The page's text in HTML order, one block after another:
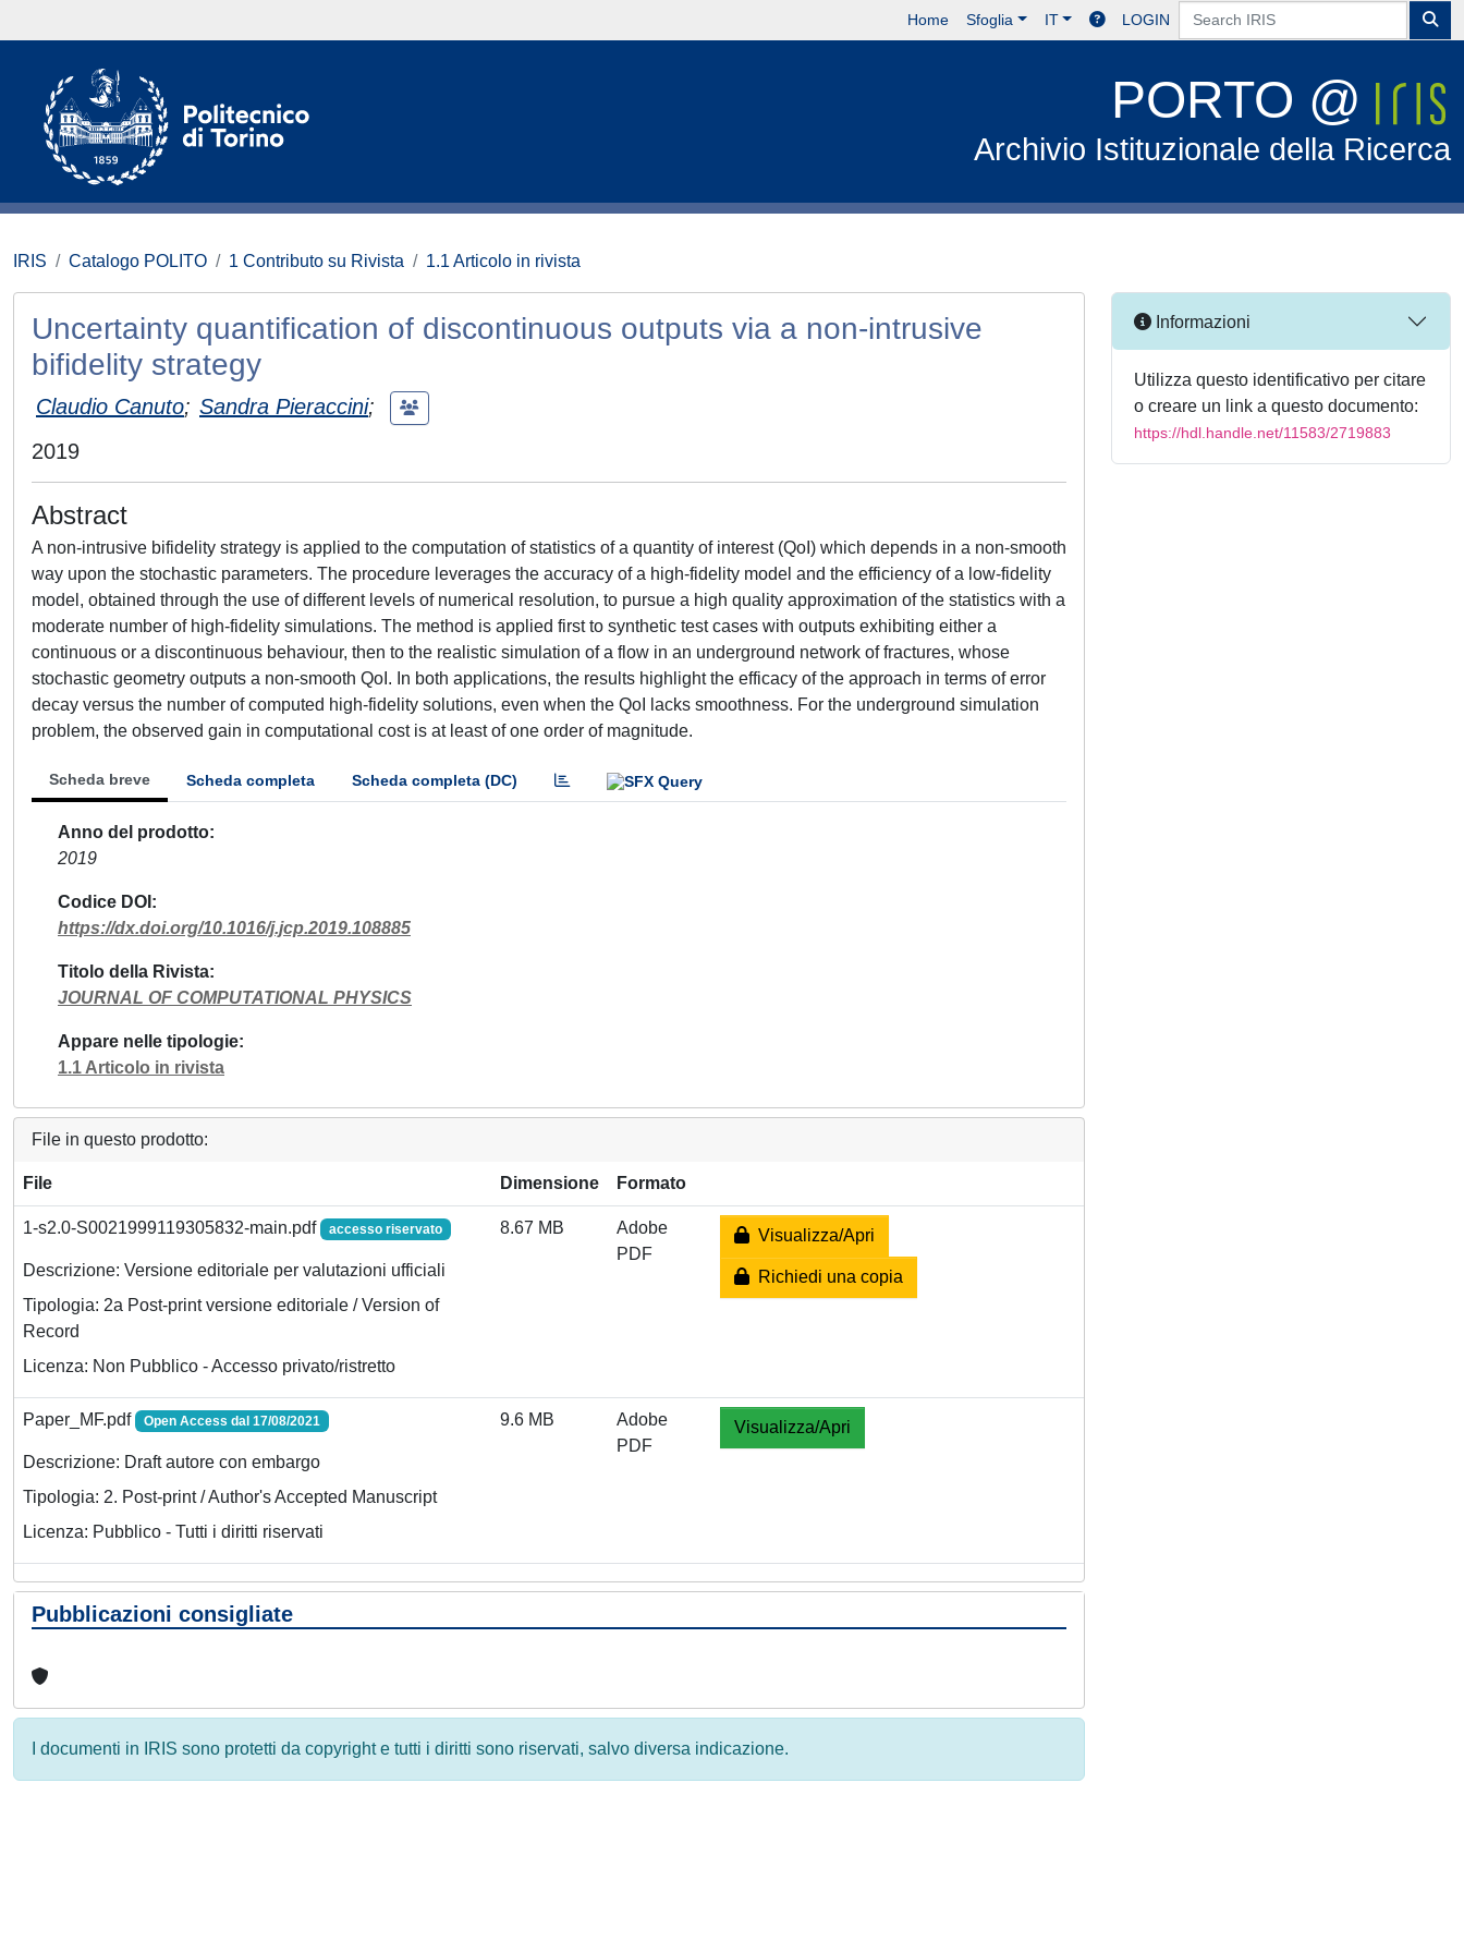
Home Sfoglia IT LOGIN
PORTO @
Archivio Istituzionale della Ricerca
IRIS Catalogo POLITO 1 Contributo su Rivista 1.1 Articolo in rivista
Uncertainty quantification of discontinuous outputs via a non-intrusive
bifidelity strategy
Claudio Canuto; Sandra Pieraccini;
2019
Abstract
A non-intrusive bifidelity strategy is applied to the computation of statistics of a quantity of interest (QoI) which depends in a non-smooth
way upon the stochastic parameters. The procedure leverages the accuracy of a high-fidelity model and the efficiency of a low-fidelity
model, obtained through the use of different levels of numerical resolution, to pursue a high quality approximation of the statistics with a
moderate number of high-fidelity simulations. The method is applied first to synthetic test cases with outputs exhibiting either a
continuous or a discontinuous behaviour, then to the realistic simulation of a flow in an underground network of fractures, whose
stochastic geometry outputs a non-smooth QoI. In both applications, the results highlight the efficacy of the approach in terms of error
decay versus the number of computed high-fidelity solutions, even when the QoI lacks smoothness. For the underground simulation
problem, the observed gain in computational cost is at least of one order of magnitude.
Scheda breve Scheda completa Scheda completa (DC)
Anno del prodotto
2019
Codice DOI
https://dx.doi.org/10.1016/j.jcp.2019.108885
Titolo della Rivista
JOURNAL OF COMPUTATIONAL PHYSICS
Appare nelle tipologie
1.1 Articolo in rivista
File in questo prodotto:
File Dimensione Formato
1-s2.0-S0021999119305832-main.pdf accesso riservato
Descrizione: Versione editoriale per valutazioni ufficiali
Tipologia: 2a Post-print versione editoriale / Version of
Record
Licenza: Non Pubblico - Accesso privato/ristretto
8.67 MB
Adobe
PDF
Visualizza/Apri
Richiedi una copia
Paper_MF.pdf Open Access dal 17/08/2021
Descrizione: Draft autore con embargo
Tipologia: 2. Post-print / Author's Accepted Manuscript
Licenza: Pubblico - Tutti i diritti riservati
9.6 MB
Adobe
PDF
Visualizza/Apri
Pubblicazioni consigliate
I documenti in IRIS sono protetti da copyright e tutti i diritti sono riservati, salvo diversa indicazione.
Informazioni
Utilizza questo identificativo per citare
o creare un link a questo documento:
https://hdl.handle.net/11583/2719883